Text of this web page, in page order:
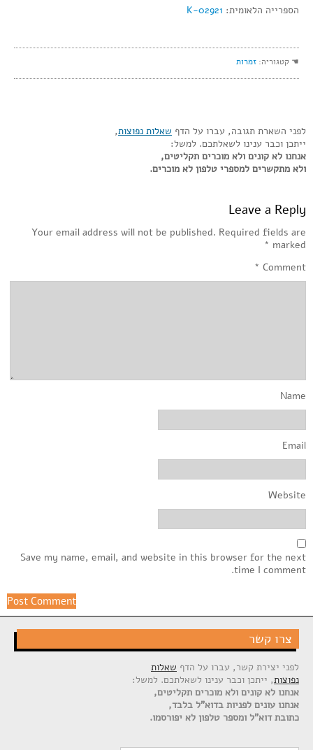
הספרייה הלאומית: K-02921
☚ קטגוריה: זמרות
לפני השארת תגובה, עברו על הדף שאלות נפוצות,
ייתכן וכבר ענינו לשאלתכם. למשל:
אנחנו לא קונים ולא מוכרים תקליטים,
ולא מתקשרים למספרי טלפון לא מוכרים.
Leave a Reply
Your email address will not be published. Required fields are
marked
*
Comment
*
Name
Email
Website
Save my name, email, and website in this browser for the next
time I comment.
צרו קשר
לפני יצירת קשר, עברו על הדף שאלות
נפוצות, ייתכן וכבר ענינו לשאלתכם. למשל:
אנחנו לא קונים ולא מוכרים תקליטים,
אנחנו עונים לפניות בדוא"ל בלבד,
כתובת דוא"ל ומספר טלפון לא יפורסמו.